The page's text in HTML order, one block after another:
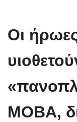
Οι
MOBA,